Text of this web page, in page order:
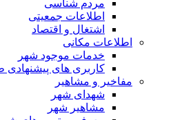
مردم شناسی
اطلاعات جمعیتی
اشتغال و اقتصاد
اطلاعات مکانی
خدمات موجود شهر
کاربری های پیشنهادی
مفاخیر و مشاهیر
شهدای شهر
مشاهیر شهر